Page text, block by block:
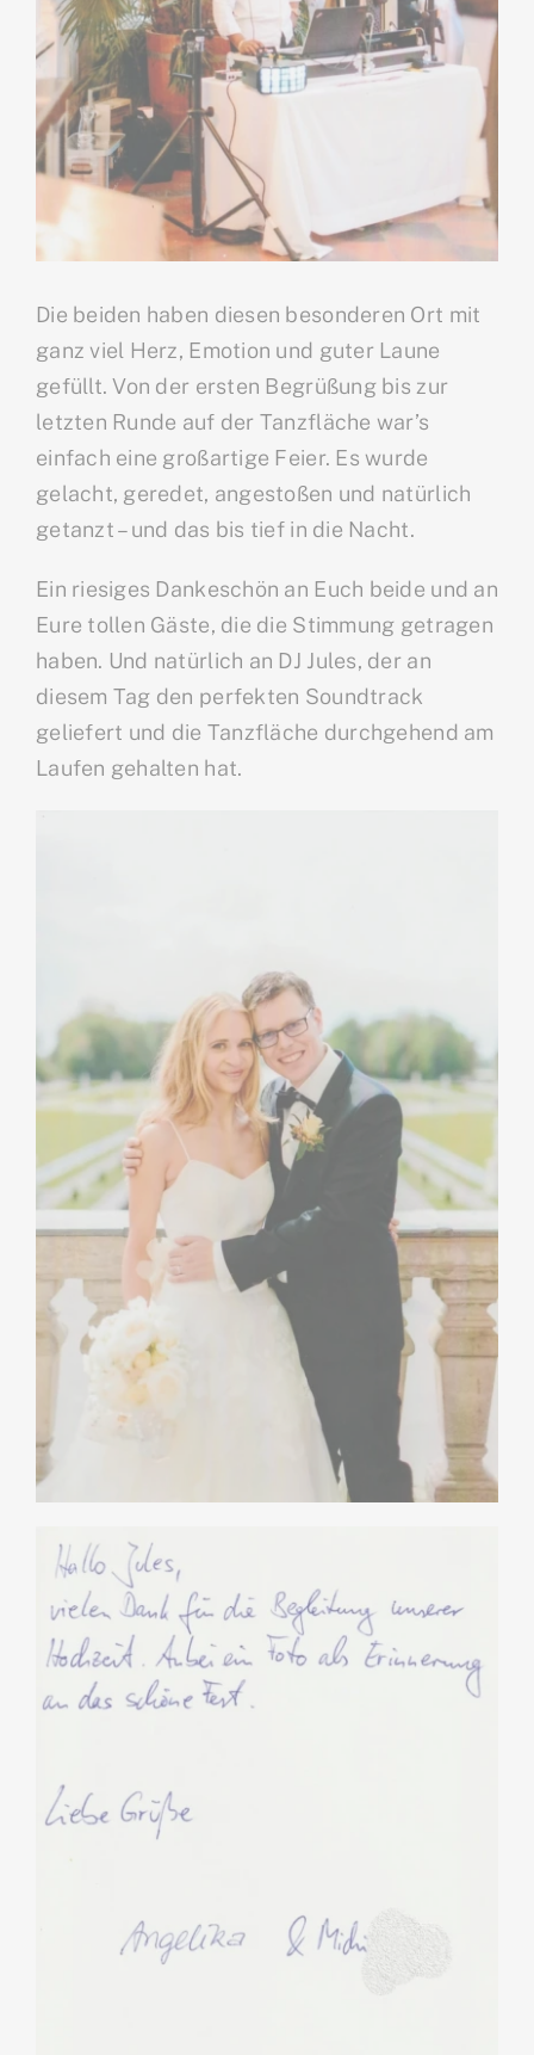
Die beiden haben diesen besonderen Ort mit
ganz viel Herz, Emotion und guter Laune
gefüllt. Von der ersten Begrüßung bis zur
letzten Runde auf der Tanzfläche war’s
einfach eine großartige Feier. Es wurde
gelacht, geredet, angestoßen und natürlich
getanzt – und das bis tief in die Nacht.
Ein riesiges Dankeschön an Euch beide und an
Eure tollen Gäste, die die Stimmung getragen
haben. Und natürlich an DJ Jules, der an
diesem Tag den perfekten Soundtrack
geliefert und die Tanzfläche durchgehend am
Laufen gehalten hat.